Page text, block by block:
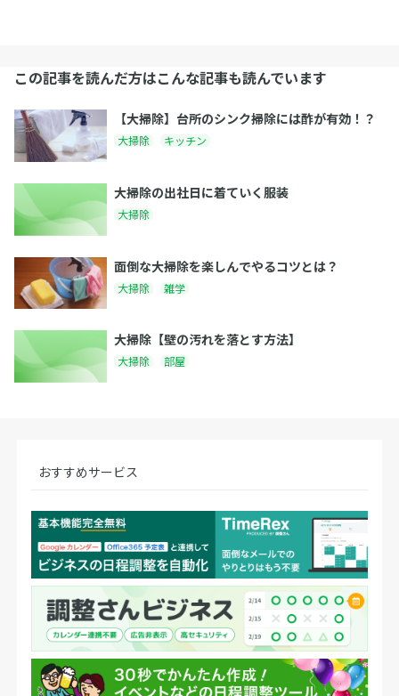
この記事を読んだ方はこんな記事も読んでいます
【大掃除】台所のシンク掃除には酢が有効！？
大掃除 キッチン
大掃除の出社日に着ていく服装
大掃除
面倒な大掃除を楽しんでやるコツとは？
大掃除 雑学
大掃除【壁の汚れを落とす方法】
大掃除 部屋
おすすめサービス